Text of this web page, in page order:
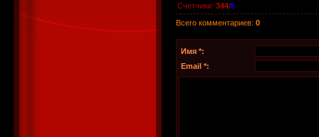
Счетчики: 344/5
Всего комментариев: 0
Имя *:
Email *: